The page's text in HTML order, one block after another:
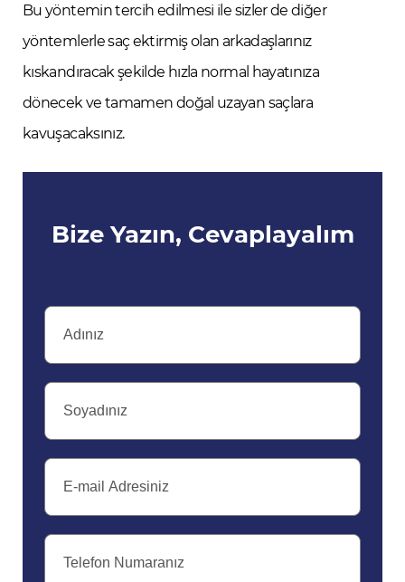
Bu yöntemin tercih edilmesi ile sizler de diğer
yöntemlerle saç ektirmiş olan arkadaşlarınız
kıskandıracak şekilde hızla normal hayatınıza
dönecek ve tamamen doğal uzayan saçlara
kavuşacaksınız.
Bize Yazın, Cevaplayalım